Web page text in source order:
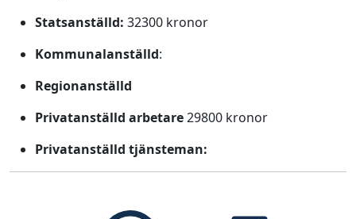
Statsanställd: 32300 kronor
Kommunalanställd:
Regionanställd
Privatanställd arbetare29800 kronor
Privatanställd tjänsteman: